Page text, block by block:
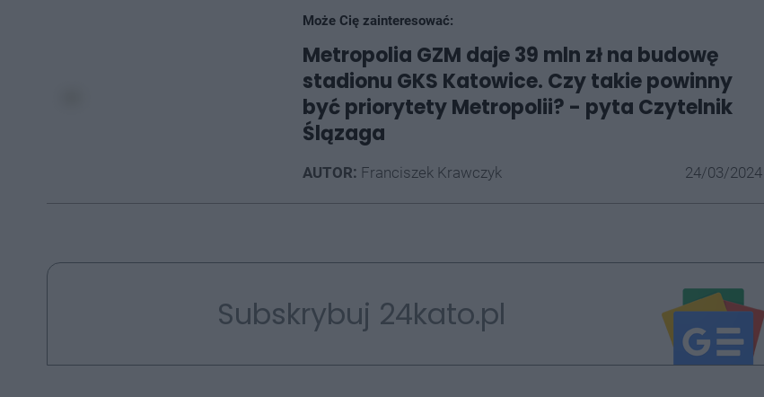
Może Cię zainteresować:
Metropolia GZM daje 39 mln zł na budowę
stadionu GKS Katowice. Czy takie powinny
być priorytety Metropolii? - pyta Czytelnik
Ślązaga
AUTOR: Franciszek Krawczyk 24/03/2024
Subskrybuj 24kato.pl